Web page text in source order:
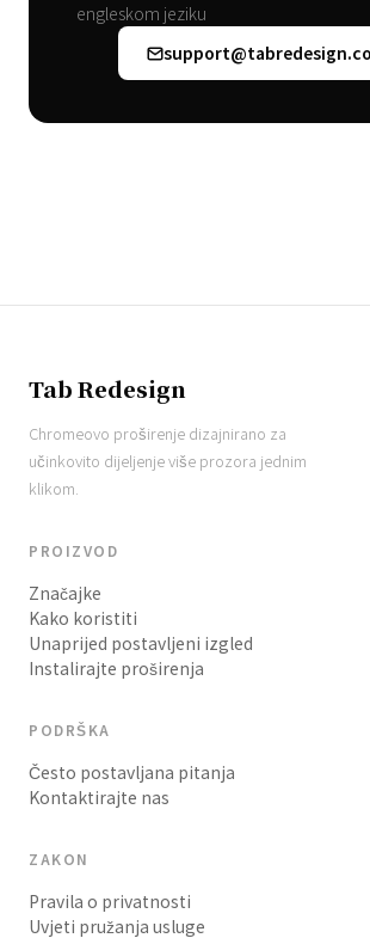
engleskom jeziku
Tab Redesign
Chromeovo proširenje dizajnirano za
učinkovito dijeljenje više prozora jednim
klikom.
PROIZVOD
Značajke
Kako koristiti
Unaprijed postavljeni izgled
Instalirajte proširenja
PODRŠKA
Često postavljana pitanja
Kontaktirajte nas
ZAKON
Pravila o privatnosti
Uvjeti pružanja usluge